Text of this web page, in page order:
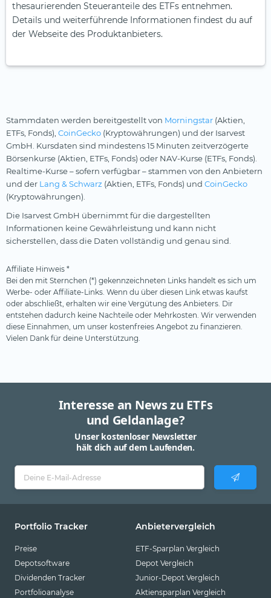
thesaurierenden Steueranteile des ETFs entnehmen.
Details und weiterführende Informationen findest du auf
der Webseite des Produktanbieters.
Stammdaten werden bereitgestellt von Morningstar (Aktien,
ETFs, Fonds), CoinGecko (Kryptowährungen) und der Isarvest
GmbH. Kursdaten sind mindestens 15 Minuten zeitverzögerte
Börsenkurse (Aktien, ETFs, Fonds) oder NAV-Kurse (ETFs, Fonds).
Realtime-Kurse – sofern verfügbar – stammen von den Anbietern
und der Lang & Schwarz (Aktien, ETFs, Fonds) und CoinGecko
(Kryptowährungen).
Die Isarvest GmbH übernimmt für die dargestellten
Informationen keine Gewährleistung und kann nicht
sicherstellen, dass die Daten vollständig und genau sind.
Affiliate Hinweis *
Bei den mit Sternchen (*) gekennzeichneten Links handelt es sich um
Werbe- oder Affiliate-Links. Wenn du über diesen Link etwas kaufst
oder abschließt, erhalten wir eine Vergütung des Anbieters. Dir
entstehen dadurch keine Nachteile oder Mehrkosten. Wir verwenden
diese Einnahmen, um unser kostenfreies Angebot zu finanzieren.
Vielen Dank für deine Unterstützung.
Interesse an News zu ETFs
und Geldanlage?
Unser kostenloser Newsletter
hält dich auf dem Laufenden.
Portfolio Tracker
Preise
Depotsoftware
Dividenden Tracker
Portfolioanalyse
Anbietervergleich
ETF-Sparplan Vergleich
Depot Vergleich
Junior-Depot Vergleich
Aktiensparplan Vergleich